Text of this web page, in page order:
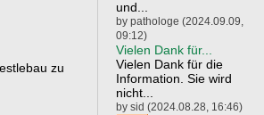
zu
und...
by pathologe (2024.09.09,
09:12)
Vielen Dank für...
Vielen Dank für die
Information. Sie wird
nicht...
by sid (2024.08.28, 16:46)